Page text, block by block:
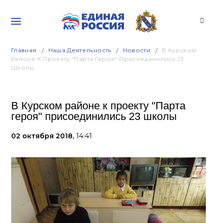
Главная Наша Деятельность Новости
В Курском
Районе К Проекту "Парта Героя" Присоединились 23
Школы
В Курском районе к проекту "Парта
героя" присоединились 23 школы
02 октября 2018, 14:41